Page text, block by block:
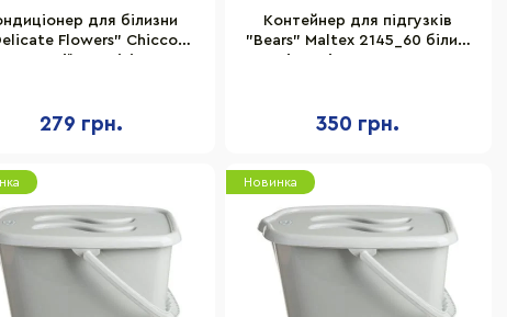
для білизни
Flowers" Chicco
279 грн.
Контейнер для підгузків
"Bears" Maltex 2145_60 білий,
350 грн.
Новинка